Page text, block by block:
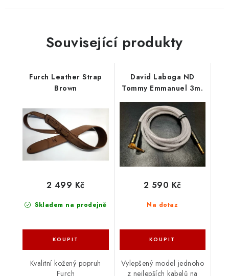
Související produkty
Furch Leather Strap
Brown
Skladem na prodejně
2 499 Kč
Kvalitní kožený popruh
Furch
David Laboga ND
Tommy Emmanuel 3m.
Na dotaz
2 590 Kč
Vylepšený model jednoho
z nejlepších kabelů na